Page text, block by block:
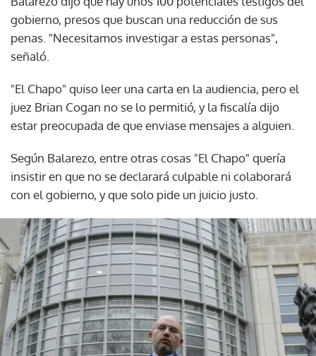
gobierno, presos que buscan una reducción de sus
penas. "Necesitamos investigar a estas personas",
señaló.
"El Chapo" quiso leer una carta en la audiencia, pero el
juez Brian Cogan no se lo permitió, y la fiscalía dijo
estar preocupada de que enviase mensajes a alguien.
Según Balarezo, entre otras cosas "El Chapo" quería
insistir en que no se declarará culpable ni colaborará
con el gobierno, y que solo pide un juicio justo.